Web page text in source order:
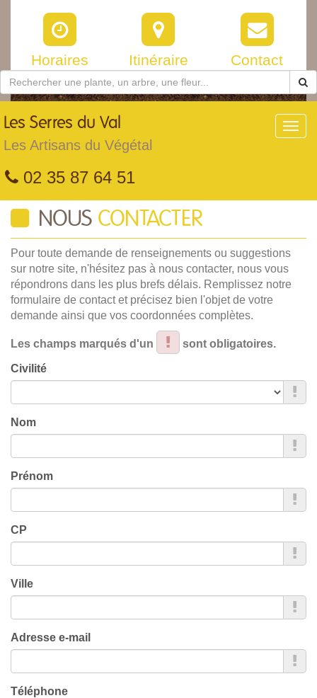
Horaires Itinéraire Contact
Les Serres du Val
Les Artisans du Végétal
02 35 87 64 51
NOUS CONTACTER
Pour toute demande de renseignements ou suggestions
sur notre site, n'hésitez pas à nous contacter, nous vous
répondrons dans les plus brefs délais. Remplissez notre
formulaire de contact et précisez bien l'objet de votre
demande ainsi que vos coordonnées complètes.
Les champs marqués d'un sont obligatoires.
Civilité
Nom
Prénom
CP
Ville
Adresse e-mail
Téléphone